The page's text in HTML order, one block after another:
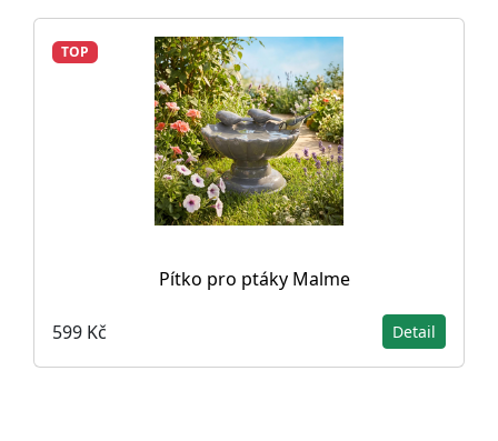
TOP
Pítko pro ptáky Malme
599 Kč Detail